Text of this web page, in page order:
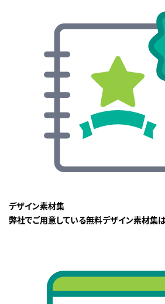
デザイン素材集
弊社でご用意している無料デザイン素材集